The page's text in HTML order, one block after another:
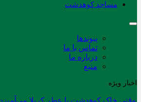
مساجد کوهدشت
پیوندها
تماس با ما
درباره ما
منبع
اخبار ویژه
وقتی خاک کوهدشت با عطر کربلا می‌آمیزد